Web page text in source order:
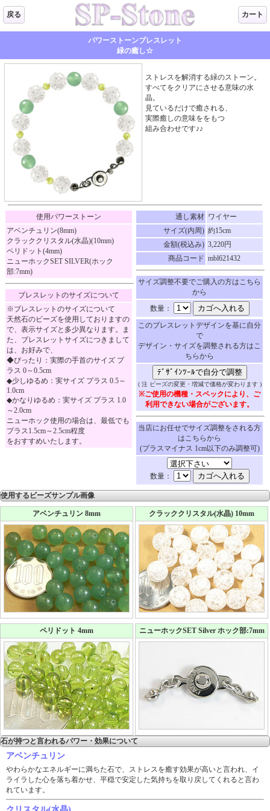
戻る カート
パワーストーンブレスレット
緑の癒し☆
ストレスを解消する緑のストーン。
すべてをクリアにさせる意味の水
晶。
見ているだけで癒される、
実際癒しの意味ををもつ
組み合わせです♪♪
使用パワーストーン
アベンチュリン(8mm)
クラッククリスタル(水晶)(10mm)
ペリドット(4mm)
ニューホックSET SILVER(ホック
部:7mm)
ブレスレットのサイズについて
※ブレスレットのサイズについて
天然石のビーズを使用しておりますの
で、表示サイズと多少異なります。ま
た、ブレスレットサイズにつきまして
は、お好みで、
◆ぴったり：実際の手首のサイズ プ
ラス 0～0.5cm
◆少しゆるめ：実サイズ プラス 0.5～
1.0cm
◆かなりゆるめ：実サイズ プラス 1.0
～2.0cm
ニューホック使用の場合は、最低でも
プラス1.5cm～2.5cm程度
をおすすめいたします。
通し素材 ワイヤー
サイズ(内周) 約15cm
金額(税込み) 3,220円
商品コード mbl621432
サイズ調整不要でご購入の方はこちら
から
数量：
このブレスレットデザインを基に自分
で
デザイン・サイズを調整される方はこ
ちらから
( 注 ビーズの変更・増減で価格が変わります )
※ご使用の機種・スペックにより、ご
利用できない場合がございます。
当店にお任せでサイズ調整をされる方
はこちらから
(プラスマイナス 1cm以下のみ調整可)
数量：
使用するビーズサンプル画像
アベンチュリン 8mm クラッククリスタル(水晶) 10mm
ペリドット 4mm ニューホックSET Silver ホック部:7mm
石が持つと言われるパワー・効果について
アベンチュリン
やわらかなエネルギーに満ちた石で、ストレスを癒す効果が高いと言われ、イ
ライラした心を落ち着かせ、平穏で安定した気持ちを取り戻してくれると言わ
れています。
クリスタル(水晶)